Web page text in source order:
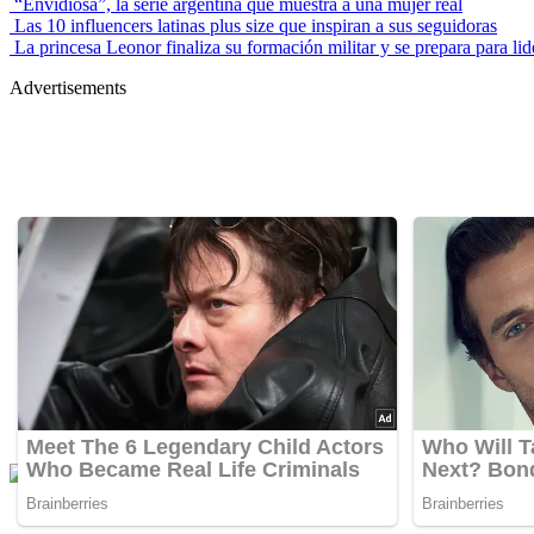
“Envidiosa”, la serie argentina que muestra a una mujer real
Las 10 influencers latinas plus size que inspiran a sus seguidoras
La princesa Leonor finaliza su formación militar y se prepara para
Advertisements